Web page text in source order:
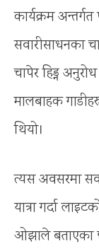
कार्यक्रम
सवारीसाधनका
चापेर हिड्न
मालबाहक
थियो।
त्यस अवसरमा
यात्रा गर्दा
ओझाले बताएका